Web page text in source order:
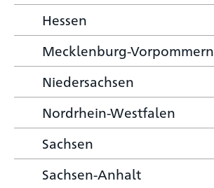
Hessen
Mecklenburg-Vorpommern
Niedersachsen
Nordrhein-Westfalen
Sachsen
Sachsen-Anhalt